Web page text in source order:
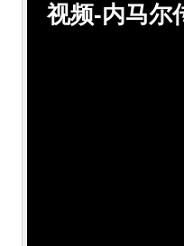
视频-内马尔